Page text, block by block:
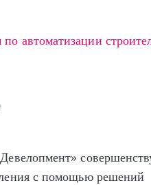
автоматизации
с помощью решений